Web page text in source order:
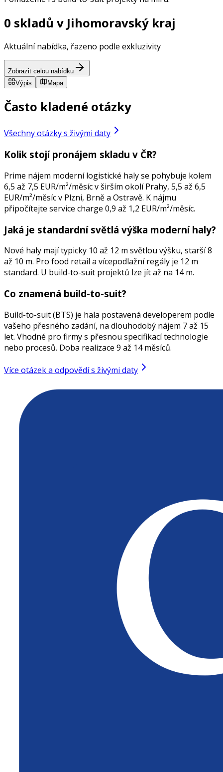
0 skladů v Jihomoravský kraj
Aktuální nabídka, řazeno podle exkluzivity
Zobrazit celou nabídku
Výpis
Mapa
Často kladené otázky
Všechny otázky s živými daty
Kolik stojí pronájem skladu v ČR?
Prime nájem moderní logistické haly se pohybuje kolem
6,5 až 7,5 EUR/m²/měsíc v širším okolí Prahy, 5,5 až 6,5
EUR/m²/měsíc v Plzni, Brně a Ostravě. K nájmu
připočítejte service charge 0,9 až 1,2 EUR/m²/měsíc.
Jaká je standardní světlá výška moderní haly?
Nové haly mají typicky 10 až 12 m světlou výšku, starší 8
až 10 m. Pro food retail a vícepodlažní regály je 12 m
standard. U build-to-suit projektů lze jít až na 14 m.
Co znamená build-to-suit?
Build-to-suit (BTS) je hala postavená developerem podle
vašeho přesného zadání, na dlouhodobý nájem 7 až 15
let. Vhodné pro firmy s přesnou specifikací technologie
nebo procesů. Doba realizace 9 až 14 měsíců.
Více otázek a odpovědí s živými daty